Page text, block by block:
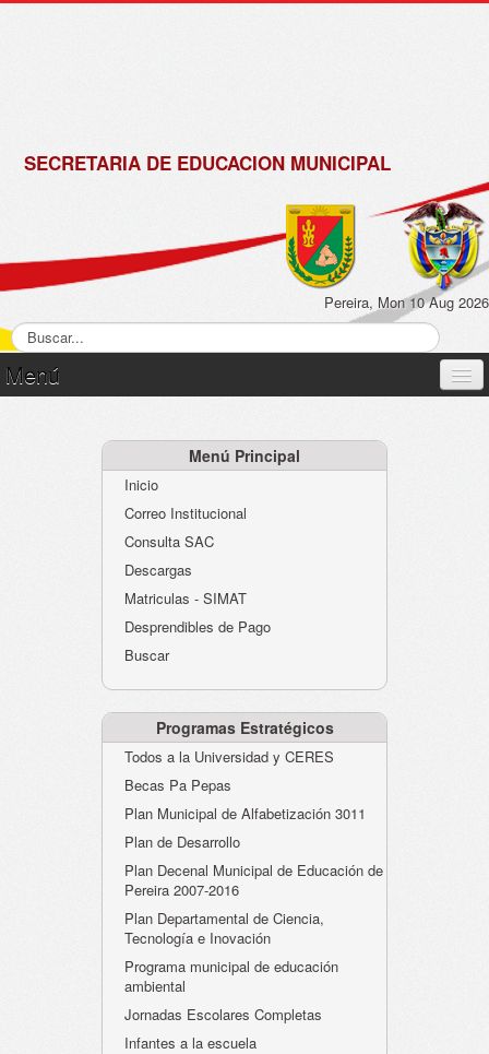
SECRETARIA DE EDUCACION MUNICIPAL
Pereira, Mon 10 Aug 2026
Menú
Atención al Ciudadano
Instituciones Educativas
Despacho Secretaría
Evaluación desempeño
Humano-Cesantías
Menú Principal
Inicio
Correo Institucional
Consulta SAC
Descargas
Matriculas - SIMAT
Desprendibles de Pago
Buscar
Programas Estratégicos
Todos a la Universidad y CERES
Becas Pa Pepas
Plan Municipal de Alfabetización 3011
Plan de Desarrollo
Plan Decenal Municipal de Educación de
Pereira 2007-2016
Plan Departamental de Ciencia,
Tecnología e Inovación
Programa municipal de educación
ambiental
Jornadas Escolares Completas
Infantes a la escuela
de